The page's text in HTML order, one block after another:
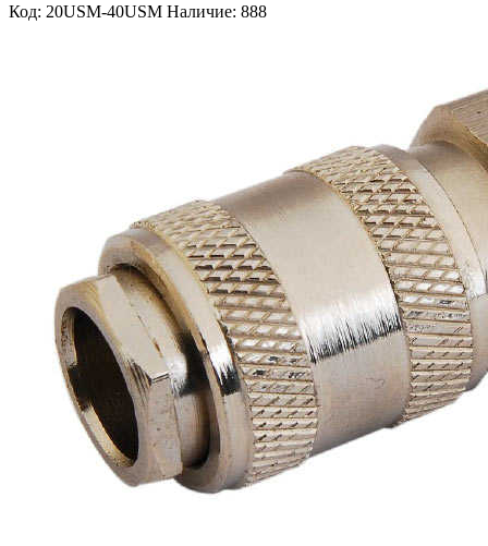
Код: 20USM-40USM Наличие: 888